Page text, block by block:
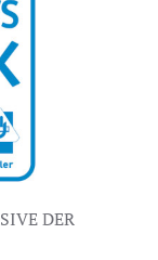
DER